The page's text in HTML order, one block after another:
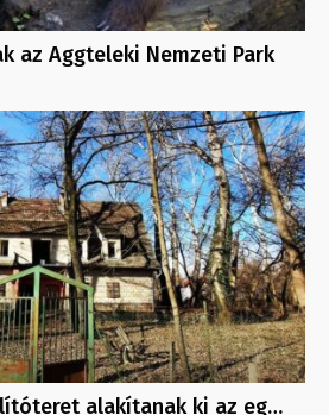
az Aggteleki Nemzeti Park
alakítanak ki az eg…